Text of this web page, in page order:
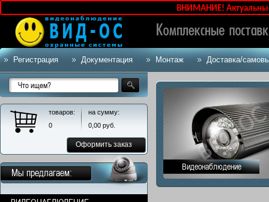
Регистрация Документация Монтаж Доставка/
ВНИМАНИЕ! Актуальные
Видеонаблюдение
товаров:
0
на сумму:
0,00 руб.
Оформить заказ
Мы предлагаем: